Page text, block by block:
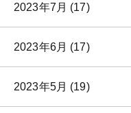
2023年7月 (17)
2023年6月 (17)
2023年5月 (19)